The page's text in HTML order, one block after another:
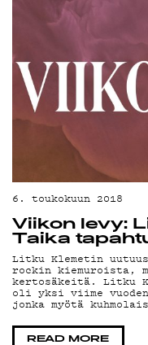
KIRJAUDU
6. toukokuun 2018
Viikon levy:
Taika
Litku Klemetin
rockin kiemuroista,
kertosäkeitä. Litku
oli yksi viime
jonka myötä
READ MORE